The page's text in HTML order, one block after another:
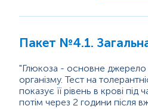
Онкологічна діагностика
Інфекційні дослідження
Пакет №4.1. Загальна
"Глюкоза - основне джерело
організму. Тест на
показує її рівень в крові під
потім через 2 години після